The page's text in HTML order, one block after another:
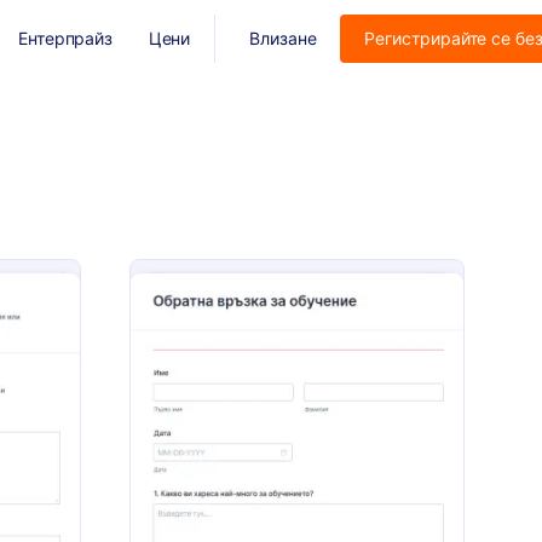
Ентерпрайз Цени Влизане Регистрирайте се
за обратна връзка Преглед